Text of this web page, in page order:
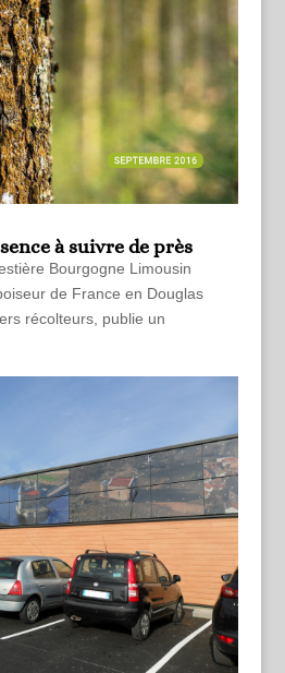
à suivre de près
Bourgogne Limousin
de France en Douglas
récolteurs, publie un